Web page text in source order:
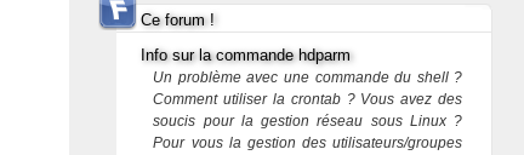
Ce forum !
Info sur la commande hdparm
Un problème avec une commande du shell ?
Comment utiliser la crontab ? Vous avez des
soucis pour la gestion réseau sous Linux ?
Pour vous la gestion des utilisateurs/groupes